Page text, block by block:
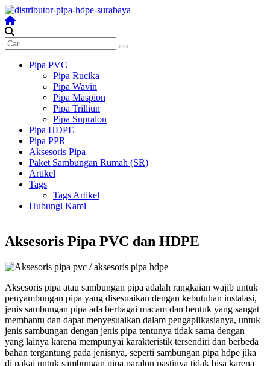
Skip
to
content
Distributor
Pipa
Surabaya
Melengkapi
kebutuhanmu
Pipa PVC
Pipa Rucika
Pipa Wavin
Pipa Maspion
Pipa Trilliun
Pipa Supralon
Pipa HDPE
Pipa PPR
Aksesoris Pipa
Paket Sambungan Rumah (SR)
Artikel
Tags
Tags Artikel
Hubungi Kami
Aksesoris Pipa PVC dan HDPE
Aksesoris pipa atau sambungan pipa adalah rangkaian wajib untuk
penyambungan pipa yang disesuaikan dengan kebutuhan instalasi,
jenis sambungan pipa ada berbagai macam dan bentuk yang sangat
membantu dan dapat menyesuaikan dalam pengaplikasianya, untuk
jenis sambungan dengan jenis pipa tentunya tidak sama dengan
yang lainya karena mempunyai karakteristik tersendiri dan berbeda
bahan tergantung pada jenisnya, seperti sambungan pipa hdpe jika
di pakai untuk sambungan pipa paralon pastinya tidak bisa karena